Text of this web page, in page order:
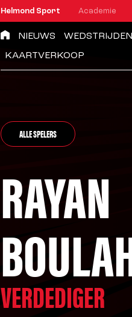
Helmond Sport Academie
NIEUWS WEDSTRIJDEN
KAARTVERKOOP
ALLE SPELERS
RAYAN
VERDEDIGER